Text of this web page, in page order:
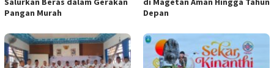
Pangan Murah
Depan